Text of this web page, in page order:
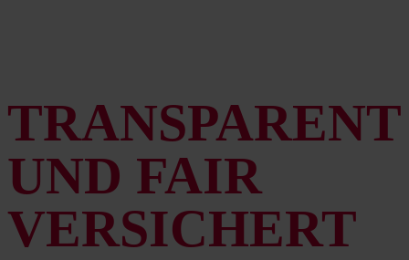
TRANSPARENT
UND FAIR
VERSICHERT